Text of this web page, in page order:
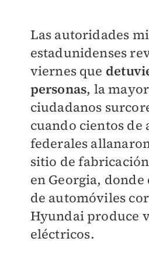
Las autoridades
estadunidenses
viernes que
personas, la
ciudadanos
cuando cientos de
federales
sitio de
en Georgia,
de automóviles
Hyundai produce
eléctricos.